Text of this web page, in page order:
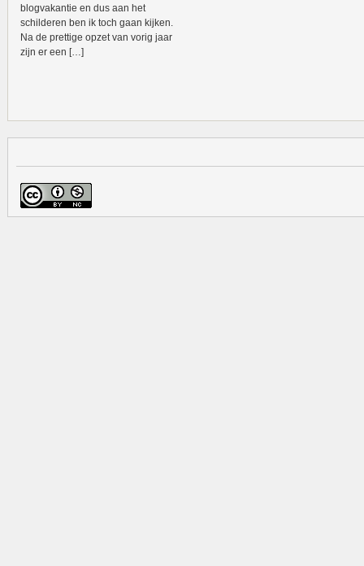
blogvakantie en dus aan het
schilderen ben ik toch gaan kijken.
Na de prettige opzet van vorig jaar
zijn er een […]